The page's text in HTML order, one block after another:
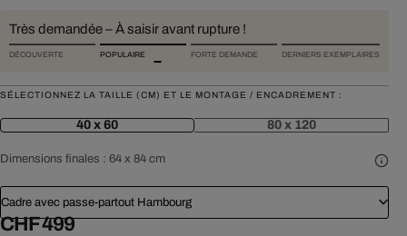
Très demandée – À saisir avant rupture !
DÉCOUVERTE POPULAIRE FORTE DEMANDE DERNIERS EXEMPLAIRES
SÉLECTIONNEZ LA TAILLE (CM) ET LE MONTAGE / ENCADREMENT :
40 x 60 80 x 120
Dimensions finales : 64 x 84 cm
Cadre avec passe-partout Hambourg
CHF 499